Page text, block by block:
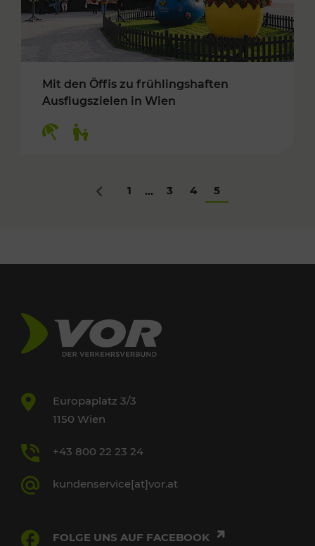
Mit den Öffis zu frühlingshaften
Ausflugszielen in Wien
Zurück
1 ... 3 4 5
Europaplatz 3/3
1150 Wien
+43 800 22 23 24
kundenservice[at]vor.at
FOLGE UNS AUF FACEBOOK